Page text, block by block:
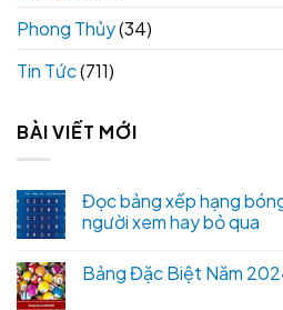
Phong Thủy(34)
Tin Tức(711)
BÀI VIẾT MỚI
Đọc bảng xếp hạng
người xem hay bỏ qua
Bảng Đặc Biệt Năm